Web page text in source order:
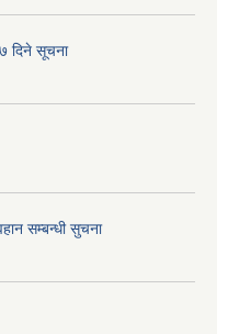
दिने सूचना
सम्बन्धी सुचना